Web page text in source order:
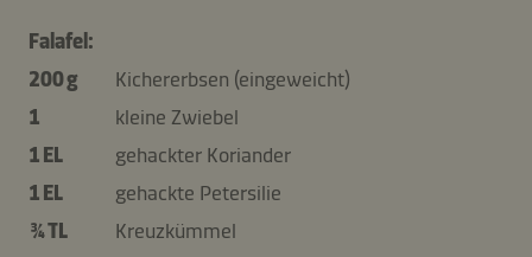
Falafel:
200 g
Kichererbsen (eingeweicht)
1
kleine Zwiebel
1 EL
gehackter Koriander
1 EL
gehackte Petersilie
¾ TL
Kreuzkümmel